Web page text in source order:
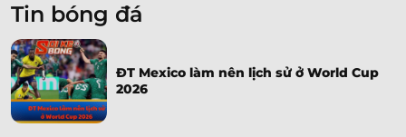
Tin bóng đá
ĐT Mexico làm nên lịch sử ở World Cup
2026